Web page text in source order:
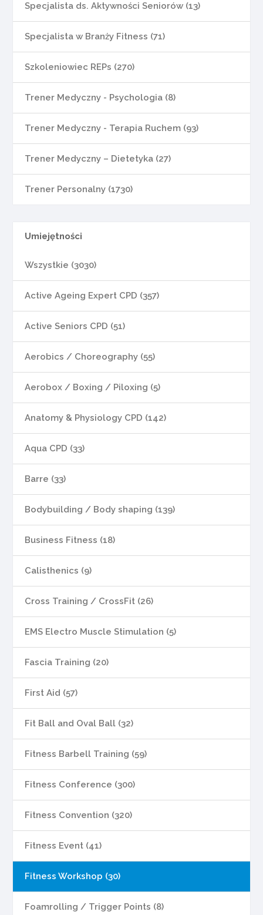
Specjalista ds. Aktywności Seniorów (13)
Specjalista w Branży Fitness (71)
Szkoleniowiec REPs (270)
Trener Medyczny - Psychologia (8)
Trener Medyczny - Terapia Ruchem (93)
Trener Medyczny – Dietetyka (27)
Trener Personalny (1730)
Umiejętności
Wszystkie (3030)
Active Ageing Expert CPD (357)
Active Seniors CPD (51)
Aerobics / Choreography (55)
Aerobox / Boxing / Piloxing (5)
Anatomy & Physiology CPD (142)
Aqua CPD (33)
Barre (33)
Bodybuilding / Body shaping (139)
Business Fitness (18)
Calisthenics (9)
Cross Training / CrossFit (26)
EMS Electro Muscle Stimulation (5)
Fascia Training (20)
First Aid (57)
Fit Ball and Oval Ball (32)
Fitness Barbell Training (59)
Fitness Conference (300)
Fitness Convention (320)
Fitness Event (41)
Fitness Workshop (30)
Foamrolling / Trigger Points (8)